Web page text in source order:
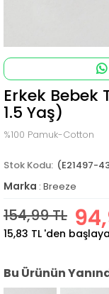
Erkek Bebek
1.5 Yaş)
%100 Pamuk-Cotton
(E21497-
Marka : Breeze
154,99 TL
15,83 TL 'den
Bu Ürünün